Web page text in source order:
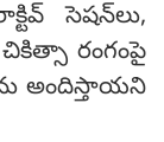
సెషన్‌లు,
రంగంపై
అందిస్తాయని